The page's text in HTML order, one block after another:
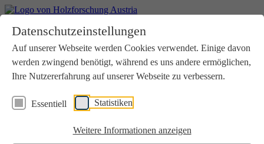
Datenschutzeinstellungen
Auf unserer Webseite werden Cookies verwendet. Einige davon
werden zwingend benötigt, während es uns andere ermöglichen,
Ihre Nutzererfahrung auf unserer Webseite zu verbessern.
Essentiell Statistiken
Weitere Informationen anzeigen
Aktuelles
Downloads
Kontakt
Login
Verein
Wir unterstützen die Interessen der Holzbranche in enger
Zusammenarbeit mit Wissenschaft und Wirtschaft.